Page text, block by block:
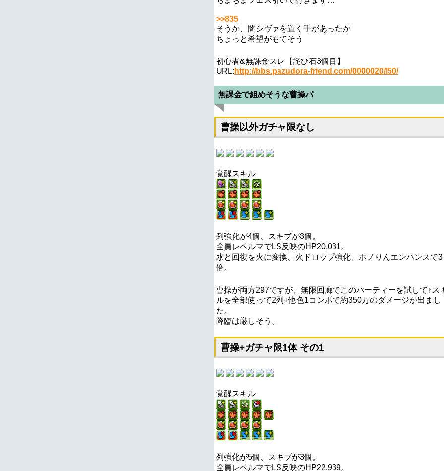
>>835
そうか、闇シヴァを置く手があったか
ちょっと希望がもてそう
初心者&無課金スレ【詫び石3個目】
URL: http://bbs.pazudora-friend.com/0000020/l50/
無課金で組めそうな曹操パ
曹操以外ガチャ限なし
覚醒スキル
列強化が4個、スキブが3個。
全員レベルマでLS反映のHP20,031。
水と回復を火に変換、火ドロップ強化、ホノりんエンハンスで3
倍。
曹操が両方297ですが、無限回廊でこのパーティーを試して↑ス
ルを全部使って2列+他色1コンボで約350万のダメージが出まし
た。
降臨は厳しそう。
曹操+ガチャ限1体 その1
覚醒スキル
列強化が5個、スキブが3個。
全員レベルマでLS反映のHP22,939。